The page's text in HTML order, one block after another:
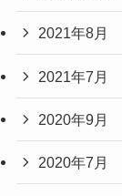
2021年8月
2021年7月
2020年9月
2020年7月